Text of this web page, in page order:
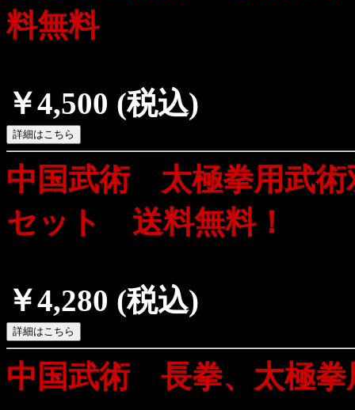
料無料
￥4,500 (税込)
中国武術 太極拳用武
セット 送料無料！
￥4,280 (税込)
中国武術 長拳、太極